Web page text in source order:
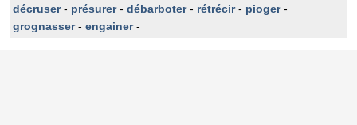
décruser- présurer- débarboter- rétrécir- pioger-
grognasser- engainer-